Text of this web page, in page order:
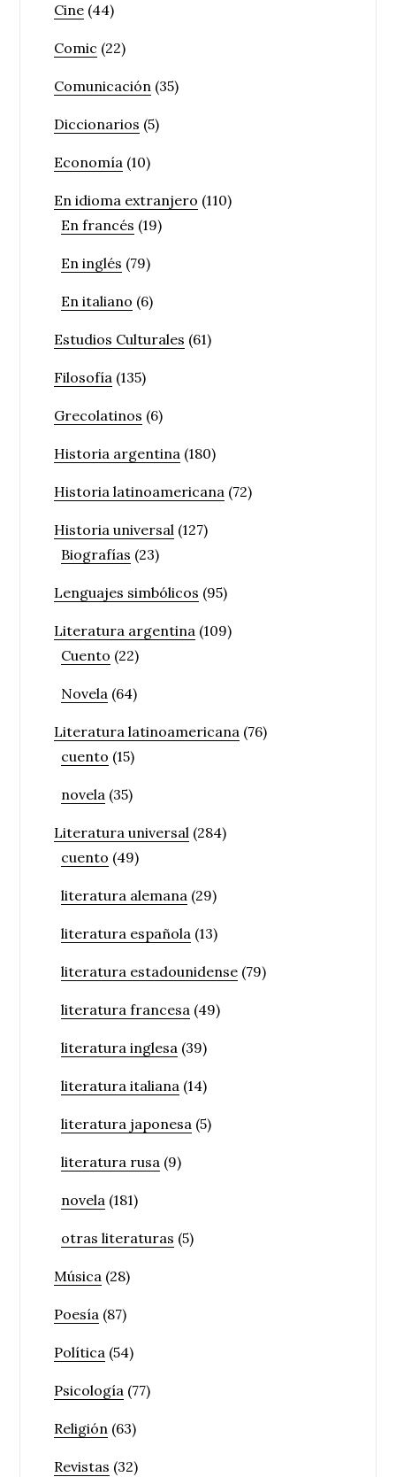
Cine (44)
Comic (22)
Comunicación (35)
Diccionarios (5)
Economía (10)
En idioma extranjero (110)
En francés (19)
En inglés (79)
En italiano (6)
Estudios Culturales (61)
Filosofía (135)
Grecolatinos (6)
Historia argentina (180)
Historia latinoamericana (72)
Historia universal (127)
Biografías (23)
Lenguajes simbólicos (95)
Literatura argentina (109)
Cuento (22)
Novela (64)
Literatura latinoamericana (76)
cuento (15)
novela (35)
Literatura universal (284)
cuento (49)
literatura alemana (29)
literatura española (13)
literatura estadounidense (79)
literatura francesa (49)
literatura inglesa (39)
literatura italiana (14)
literatura japonesa (5)
literatura rusa (9)
novela (181)
otras literaturas (5)
Música (28)
Poesía (87)
Política (54)
Psicología (77)
Religión (63)
Revistas (32)